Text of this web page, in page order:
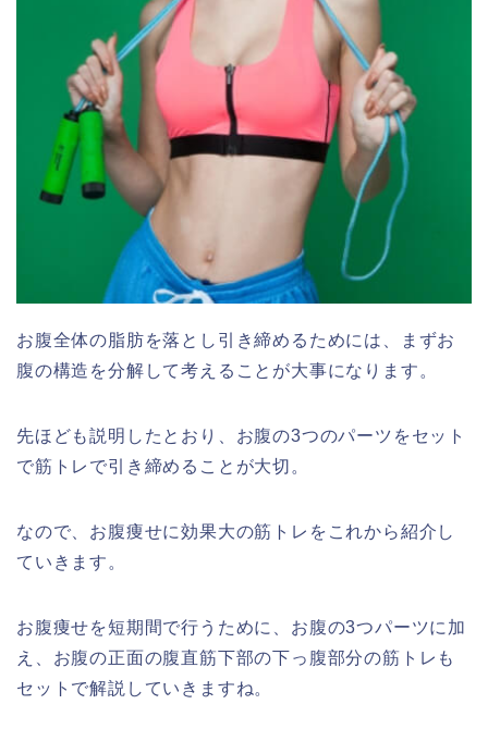
お腹全体の脂肪を落とし引き締めるためには、まずお
腹の構造を分解して考えることが大事になります。
先ほども説明したとおり、お腹の3つのパーツをセット
で筋トレで引き締めることが大切。
なので、お腹痩せに効果大の筋トレをこれから紹介し
ていきます。
お腹痩せを短期間で行うために、お腹の3つパーツに加
え、お腹の正面の腹直筋下部の下っ腹部分の筋トレも
セットで解説していきますね。